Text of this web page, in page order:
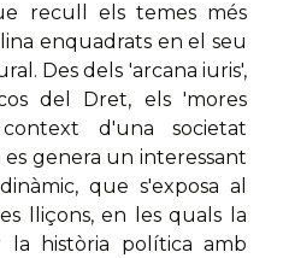
recull els temes més
enquadrats en el seu
Des dels 'arcana iuris',
del Dret, els 'mores
d'una societat
genera un interessant
que s'exposa al
lliçons, en les quals la
la història política amb